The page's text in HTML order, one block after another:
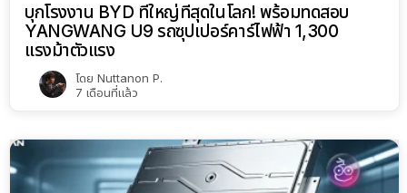
บุกโรงงาน BYD ที่ใหญ่ที่สุดในโลก! พร้อมทดสอบ
YANGWANG U9 รถซุปเปอร์คาร์ไฟฟ้า 1,300
แรงม้าตัวแรง
โดย Nuttanon P.
7 เดือนที่แล้ว